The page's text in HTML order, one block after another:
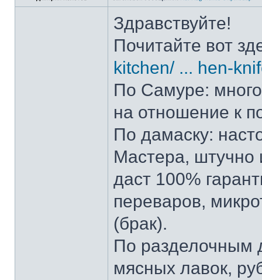
Здравствуйте!
Почитайте вот
kitchen/ ... hen-
По Самуре: много
на отношение к
По дамаску:
Мастера, штучно
даст 100%
переваров,
(брак).
По разделочным
мясных лавок,